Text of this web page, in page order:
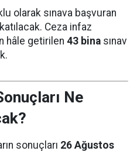
olarak sınava başvuran
Ceza infaz
hâle getirilen 43 bina sınav
Ne
sonuçları 26 Ağustos